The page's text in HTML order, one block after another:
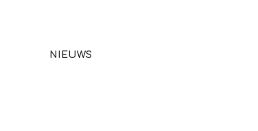
NIEUWS